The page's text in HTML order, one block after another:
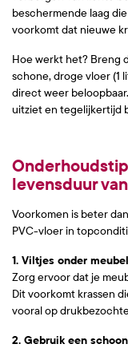
beschermende laag
voorkomt dat nieuwe
Hoe werkt het? Breng
schone, droge vloer (1
direct weer
uitziet en tegelijkertijd
levensduur
Voorkomen is beter
PVC-vloer in
1. Viltjes onder
Zorg ervoor dat je
Dit voorkomt krassen
vooral op
2. Gebruik een